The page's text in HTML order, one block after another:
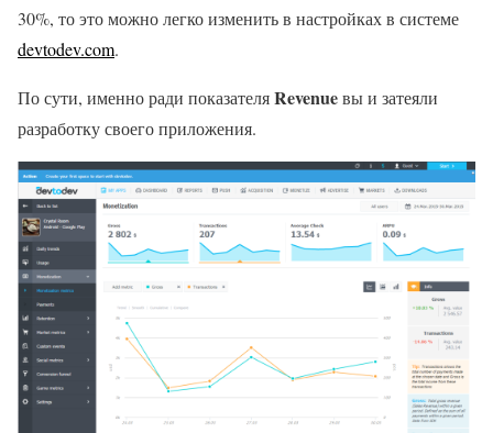
30%, то это можно легко изменить в настройках в системе
devtodev.com.
По сути, именно ради показателяRevenueвы и затеяли
разработку своего приложения.